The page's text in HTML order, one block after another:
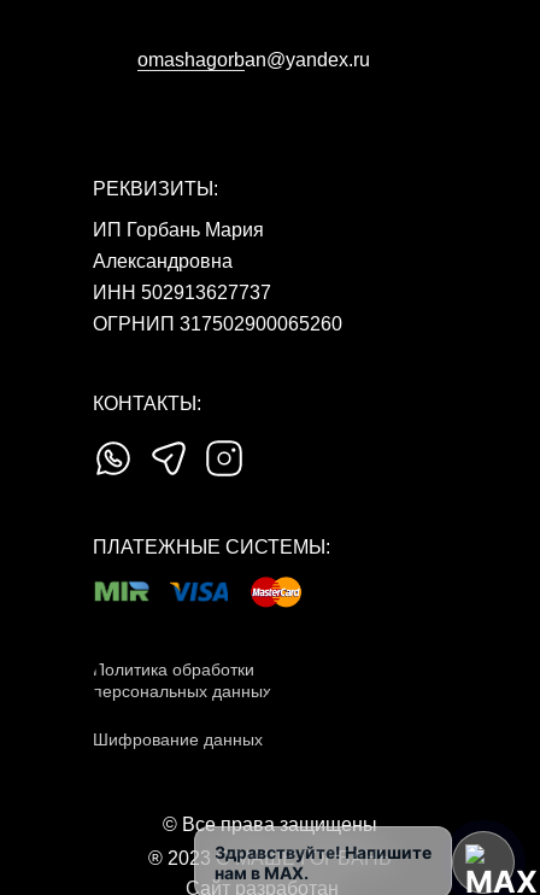
Здравствуйте! Напишите
нам в MAX.
® 2023 О МАШЕ ГОРБАНЬ
Политика обработки
персональных данных
КОНТАКТЫ:
© Все права защищены
omashagorbаn@yandex.ru
РЕКВИЗИТЫ:
ИП Горбань Мария
Александровна
ИНН 502913627737
ОГРНИП 317502900065260
Шифрование данных
ПЛАТЕЖНЫЕ СИСТЕМЫ:
Сайт разработан